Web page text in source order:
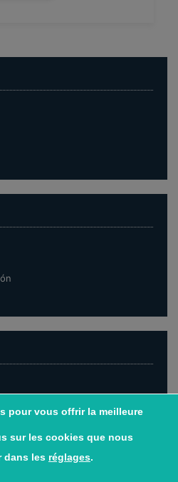
pour vous offrir la meilleure
sur les cookies que nous
dans les réglages.
ayuda?